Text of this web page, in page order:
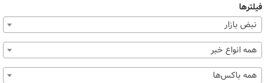
فیلترها
نبض بازار
همه انواع خبر
همه باکس‌ها